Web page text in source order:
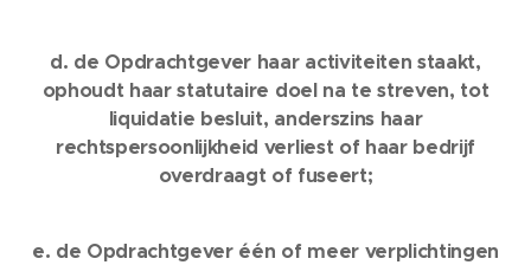
d. de Opdrachtgever haar activiteiten staakt,
ophoudt haar statutaire doel na te streven, tot
liquidatie besluit, anderszins haar
rechtspersoonlijkheid verliest of haar bedrijf
overdraagt of fuseert;
e. de Opdrachtgever één of meer verplichtingen